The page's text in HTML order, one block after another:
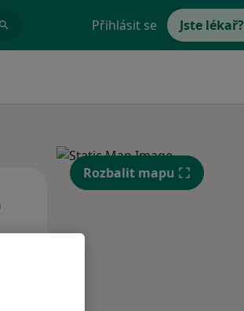
Přihlásit se Jste lékař?
Čt Pá
Rozbalit mapu